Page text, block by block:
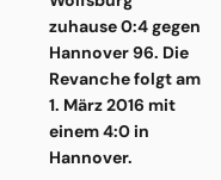
zuhause 0:4 gegen
Hannover 96. Die
Revanche folgt am
1. März 2016 mit
einem 4:0 in
Hannover.